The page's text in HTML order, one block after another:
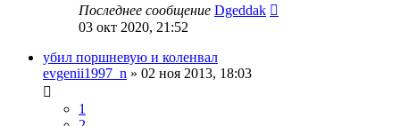
Последнее сообщение Dgeddak
03 окт 2020, 21:52
убил поршневую и коленвал
evgenii1997_n » 02 ноя 2013, 18:03
1